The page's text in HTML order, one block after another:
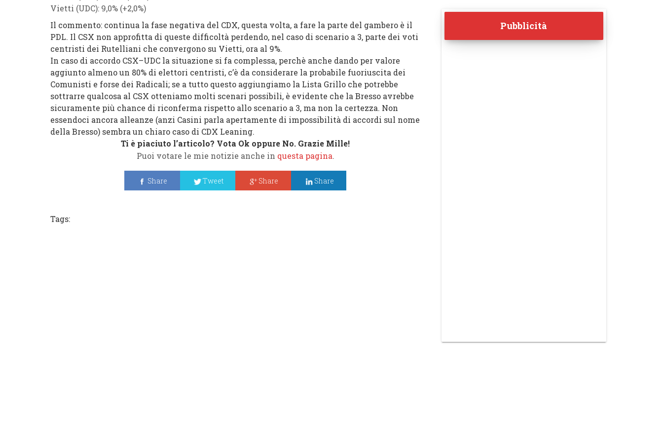
Vietti (UDC): 9,0% (+2,0%)
Il commento: continua la fase negativa del CDX, questa volta, a fare la parte del gambero è il
PDL. Il CSX non approfitta di queste difficoltà perdendo, nel caso di scenario a 3, parte dei voti
centristi dei Rutelliani che convergono su Vietti, ora al 9%.
In caso di accordo CSX–UDC la situazione si fa complessa, perchè anche dando per valore
aggiunto almeno un 80% di elettori centristi, c’è da considerare la probabile fuoriuscita dei
Comunisti e forse dei Radicali; se a tutto questo aggiungiamo la Lista Grillo che potrebbe
sottrarre qualcosa al CSX otteniamo molti scenari possibili, è evidente che la Bresso avrebbe
sicuramente più chance di riconferma rispetto allo scenario a 3, ma non la certezza. Non
essendoci ancora alleanze (anzi Casini parla apertamente di impossibilità di accordi sul nome
della Bresso) sembra un chiaro caso di CDX Leaning.
Ti è piaciuto l’articolo? Vota Ok oppure No. Grazie Mille!
Puoi votare le mie notizie anche in questa pagina.
Share Tweet Share Share
Tags:
Pubblicità